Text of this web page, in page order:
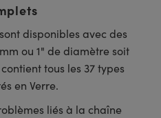
disponibles avec des
ou 1" de diamètre soit
tous les 37 types
en Verre.
liés à la chaîne